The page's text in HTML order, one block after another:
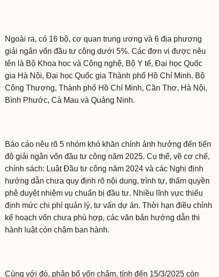
Ngoài ra, có 16 bộ, cơ quan trung ương và 6 địa phương
giải ngân vốn đầu tư công dưới 5%. Các đơn vị được nêu
tên là Bộ Khoa học và Công nghệ, Bộ Y tế, Đại học Quốc
gia Hà Nội, Đại học Quốc gia Thành phố Hồ Chí Minh, Bộ
Công Thương, Thành phố Hồ Chí Minh, Cần Thơ, Hà Nội,
Bình Phước, Cà Mau và Quảng Ninh.
Báo cáo nêu rõ 5 nhóm khó khăn chính ảnh hưởng đến tiến
độ giải ngân vốn đầu tư công năm 2025. Cụ thể, về cơ chế,
chính sách: Luật Đầu tư công năm 2024 và các Nghị định
hướng dẫn chưa quy định rõ nội dung, trình tự, thẩm quyền
phê duyệt nhiệm vụ chuẩn bị đầu tư. Nhiều lĩnh vực thiếu
định mức chi phí quản lý, tư vấn dự án. Thời hạn điều chỉnh
kế hoạch vốn chưa phù hợp, các văn bản hướng dẫn thi
hành luật còn chậm ban hành.
Cùng với đó, phân bổ vốn chậm, tính đến 15/3/2025 còn